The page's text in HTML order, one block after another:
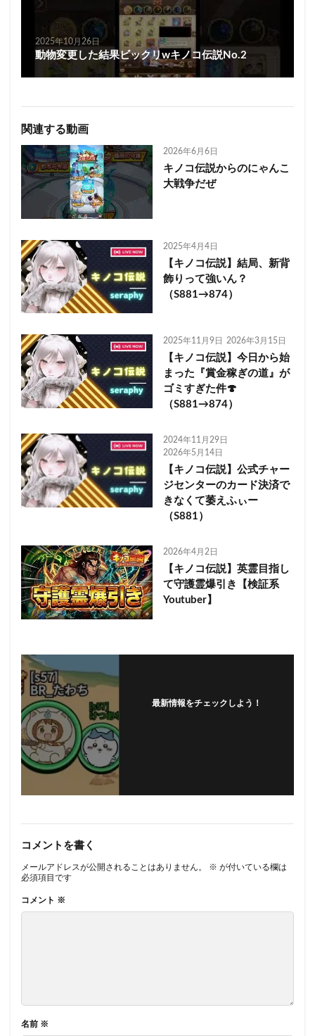
2025年10月26日
動物変更した結果ビックリwキノコ伝説No.2
関連する動画
2026年6月6日
キノコ伝説からのにゃんこ
大戦争だぜ
2025年4月4日
【キノコ伝説】結局、新背
飾りって強いん？
（S881→874）
2025年11月9日 2026年3月15日
【キノコ伝説】今日から始
まった『賞金稼ぎの道』が
ゴミすぎた件🍄
（S881→874）
2024年11月29日
2026年5月14日
【キノコ伝説】公式チャー
ジセンターのカード決済で
きなくて萎えふぃー
（S881）
2026年4月2日
【キノコ伝説】英霊目指し
て守護霊爆引き【検証系
Youtuber】
最新情報をチェックしよう！
コメントを書く
メールアドレスが公開されることはありません。 ※ が付いている欄は
必須項目です
コメント ※
名前 ※